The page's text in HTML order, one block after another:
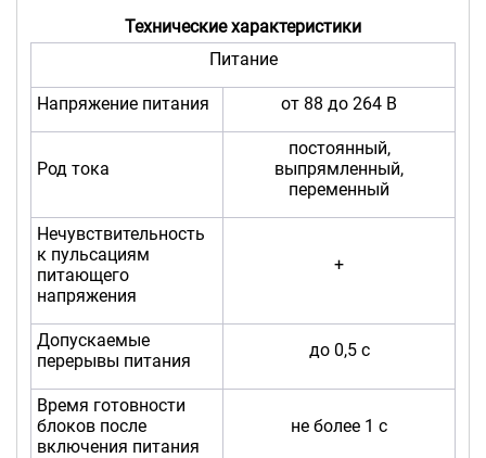
Технические характеристики
Питание
Напряжение питания от 88 до 264 В
Род тока
постоянный,
выпрямленный,
переменный
Нечувствительность
к пульсациям
питающего
напряжения
+
Допускаемые
перерывы питания
до 0,5 с
Время готовности
блоков после
включения питания
не более 1 с